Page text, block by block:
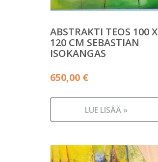
ABSTRAKTI TEOS 100 X
120 CM SEBASTIAN
ISOKANGAS
650,00 €
LUE LISÄÄ »